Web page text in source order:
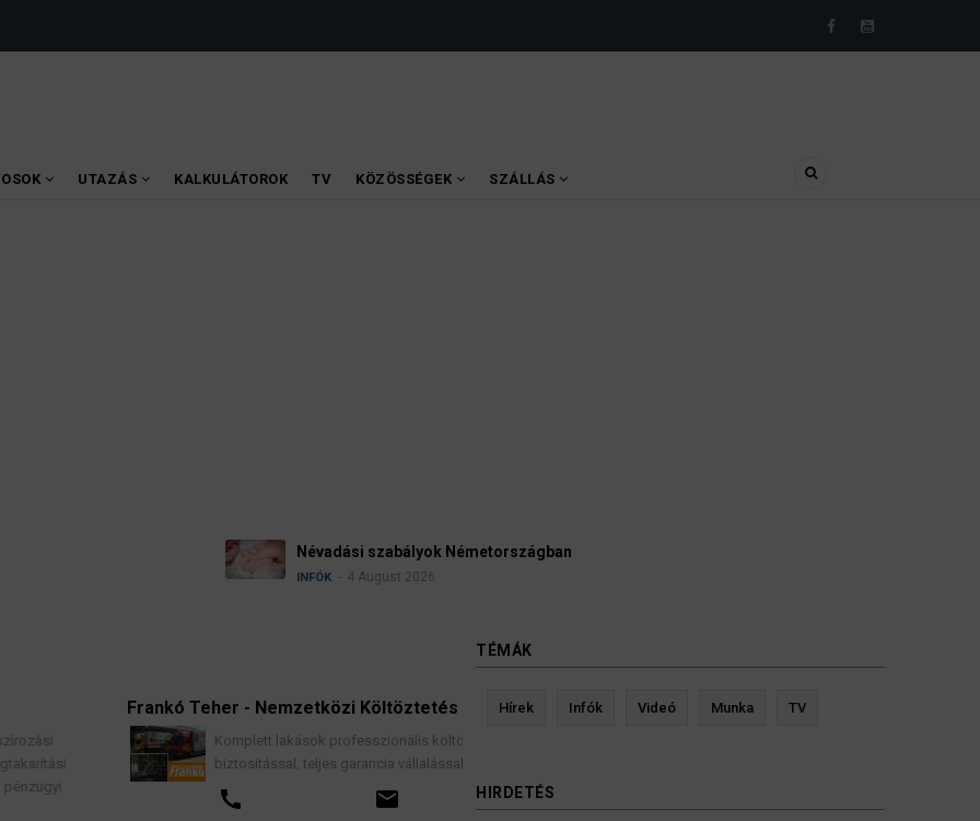
UTAZÁS KALKULÁTOROK TV KÖZÖSSÉGEK SZÁLLÁS
Ügyvédek, bírák és ügyészek szerint a német politikának mielőbb meg
kellene vizsgálnia egy pártbetiltási eljárás elindítását.
Frankó Teher - Nemzetközi Költöztetés
Komplett lakások professzionális költöztetése
biztosítással, teljes garancia vállalással.
Kevin Ressler biztosítási szakértő
TÉMÁK
Hírek Infók Videó Munka TV
HIRDETÉS